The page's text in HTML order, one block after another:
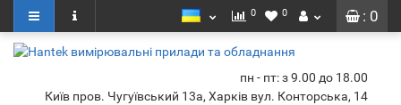
: 0
0 0
пн - пт: з 9.00 до 18.00
Київ пров. Чугуївський 13а, Харків вул. Конторська, 14